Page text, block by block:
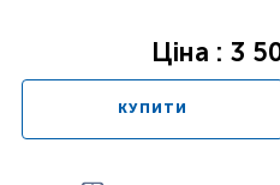
Ціна : 3
КУПИТИ